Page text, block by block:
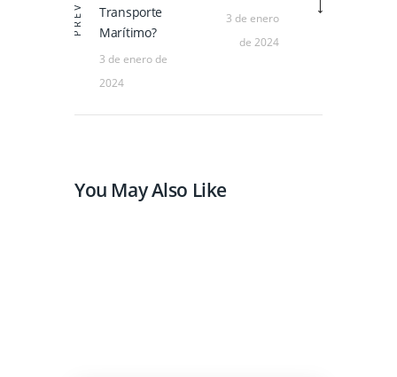
PREV
Transporte
Marítimo?
3 de enero de
2024
3 de enero
de 2024
You May Also Like